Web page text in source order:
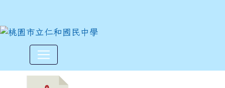
市長給全市高國中小學生家長